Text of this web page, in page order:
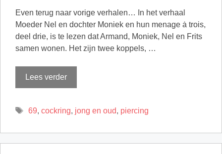
Even terug naar vorige verhalen… In het verhaal
Moeder Nel en dochter Moniek en hun menage ȧ trois,
deel drie, is te lezen dat Armand, Moniek, Nel en Frits
samen wonen. Het zijn twee koppels, …
Lees verder
Tags
69, cockring, jong en oud, piercing